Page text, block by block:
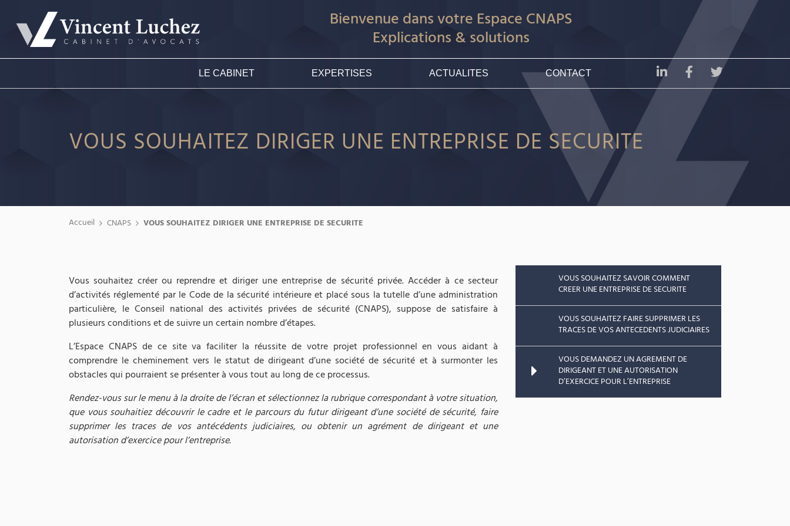
Bienvenue dans votre Espace CNAPS
Explications & solutions
LE CABINET EXPERTISES ACTUALITES CONTACT
VOUS SOUHAITEZ DIRIGER UNE ENTREPRISE DE SECURITE
Accueil CNAPS VOUS SOUHAITEZ DIRIGER UNE ENTREPRISE DE SECURITE
Vous souhaitez créer ou reprendre et diriger une entreprise de sécurité privée. Accéder à ce secteur
d’activités réglementé par le Code de la sécurité intérieure et placé sous la tutelle d’une administration
particulière, le Conseil national des activités privées de sécurité (CNAPS), suppose de satisfaire à
plusieurs conditions et de suivre un certain nombre d’étapes.
L’Espace CNAPS de ce site va faciliter la réussite de votre projet professionnel en vous aidant à
comprendre le cheminement vers le statut de dirigeant d’une société de sécurité et à surmonter les
obstacles qui pourraient se présenter à vous tout au long de ce processus.
Rendez-vous sur le menu à la droite de l’écran et sélectionnez la rubrique correspondant à votre situation,
que vous souhaitiez découvrir le cadre et le parcours du futur dirigeant d’une société de sécurité, faire
supprimer les traces de vos antécédents judiciaires, ou obtenir un agrément de dirigeant et une
autorisation d’exercice pour l’entreprise.
VOUS SOUHAITEZ SAVOIR COMMENT
CREER UNE ENTREPRISE DE SECURITE
VOUS SOUHAITEZ FAIRE SUPPRIMER LES
TRACES DE VOS ANTECEDENTS JUDICIAIRES
VOUS DEMANDEZ UN AGREMENT DE
DIRIGEANT ET UNE AUTORISATION
D’EXERCICE POUR L’ENTREPRISE